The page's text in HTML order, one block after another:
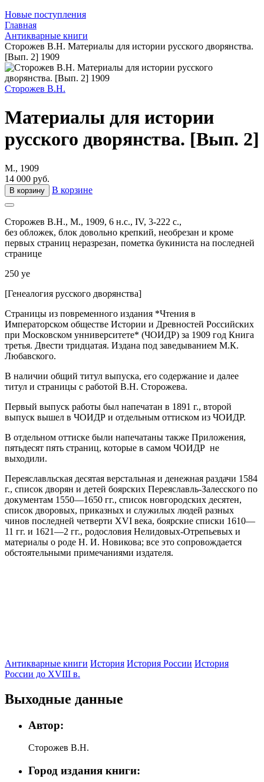
Новые поступления
Главная
Антикварные книги
Сторожев В.Н. Материалы для истории русского дворянства.
[Вып. 2] 1909
Сторожев В.Н.
Материалы для истории
русского дворянства. [Вып. 2]
М., 1909
14 000 руб.
В корзину В корзине
Сторожев В.Н., М., 1909, 6 н.с., IV, 3-222 c.,
без обложек, блок довольно крепкий, необрезан и кроме
первых страниц неразрезан, пометка букиниста на последней
странице
250 уе
[Генеалогия русского дворянства]
Страницы из повременного издания *Чтения в
Императорском обществе Истории и Древностей Российских
при Московском унниверситете* (ЧОИДР) за 1909 год Книга
третья. Двести тридцатая. Издана под заведыванием М.К.
Любавского.
В наличии общий титул выпуска, его содержание и далее
титул и страницы с работой В.Н. Сторожева.
Первый выпуск работы был напечатан в 1891 г., второй
выпуск вышел в ЧОИДР и отдельным оттиском из ЧОИДР.
В отдельном оттиске были напечатаны также Приложения,
пятьдесят пять страниц, которые в самом ЧОИДР не
выходили.
Переяславльская десятая верстальная и денежная раздачи 1584
г., список дворян и детей боярских Переяславль-Залесского по
документам 1550—1650 гг., список новгородских десятен,
список дворовых, приказных и служилых людей разных
чинов последней четверти XVI века, боярские списки 1610—
11 гг. и 1621—2 гг., родословия Нелидовых-Отрепьевых и
материалы о роде Н. И. Новикова; все это сопровождается
обстоятельными примечаниями издателя.
Антикварные книги История История России История
России до XVIII в.
Выходные данные
Автор:
Сторожев В.Н.
Город издания книги: